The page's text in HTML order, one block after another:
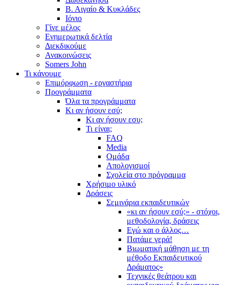
Β. Αιγαίο & Κυκλάδες
Ιόνιο
Γίνε μέλος
Ενημερωτικά δελτία
Διεκδικούμε
Ανακοινώσεις
Somers John
Τι κάνουμε
Επιμόρφωση - εργαστήρια
Προγράμματα
Όλα τα προγράμματα
Κι αν ήσουν εσύ;
Κι αν ήσουν εσυ;
Τι είναι;
FAQ
Media
Ομάδα
Απολογισμοί
Σχολεία στο πρόγραμμα
Χρήσιμο υλικό
Δράσεις
Σεμινάρια εκπαιδευτικών
«κι αν ήσουν εσύ;» - στόχοι,
μεθοδολογία, δράσεις
Εγώ και ο άλλος…
Πατάμε γερά!
Βιωματική μάθηση με τη
μέθοδο Εκπαιδευτικού
Δράματος»
Τεχνικές θεάτρου και